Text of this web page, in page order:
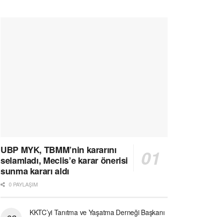
UBP MYK, TBMM’nin kararını
selamladı, Meclis’e karar önerisi
sunma kararı aldı
0 PAYLAŞIM
KKTC’yi Tanıtma ve Yaşatma Derneği Başkanı